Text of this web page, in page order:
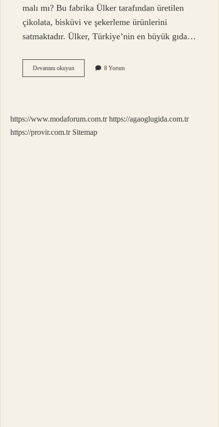
malı mı? Bu fabrika Ülker tarafından üretilen
çikolata, bisküvi ve şekerleme ürünlerini
satmaktadır. Ülker, Türkiye’nin en büyük gıda…
Devamını okuyunBebe
Bisküvisi
8 Yorum
https://www.modaforum.com.tr https://agaoglugida.com.tr
https://provir.com.tr Sitemap